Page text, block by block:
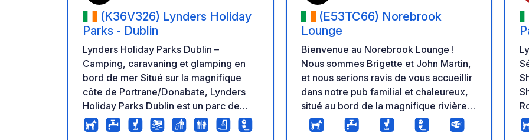
(K36V326) Lynders Holiday
Parks - Dublin
Lynders Holiday Parks Dublin –
Camping, caravaning et glamping en
bord de mer Situé sur la magnifique
côte de Portrane/Donabate, Lynders
Holiday Parks Dublin est un parc de
vacances familial primé offrant une vue
imprenable sur la baie de Dublin et l'île
(E53TC66) Norebrook
Lounge
Bienvenue au Norebrook Lounge !
Nous sommes Brigette et John Martin,
et nous serions ravis de vous accueillir
dans notre pub familial et chaleureux,
situé au bord de la magnifique rivière
Nore. C'est l'endroit idéal pour se
détendre après une journée de route et